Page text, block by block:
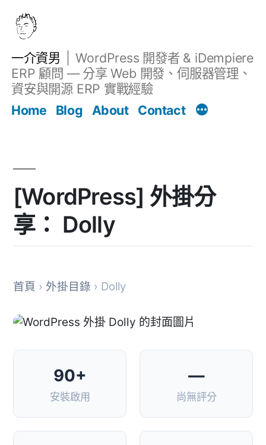
一介資男
WordPress 開發者 & iDempiere
ERP 顧問 — 分享 Web 開發、伺服器管理、
資安與開源 ERP 實戰經驗
Home
Blog About Contact
[WordPress] 外掛分
享： Dolly
首頁 › 外掛目錄 › Dolly
90+
安裝啟用
—
尚無評分
文章